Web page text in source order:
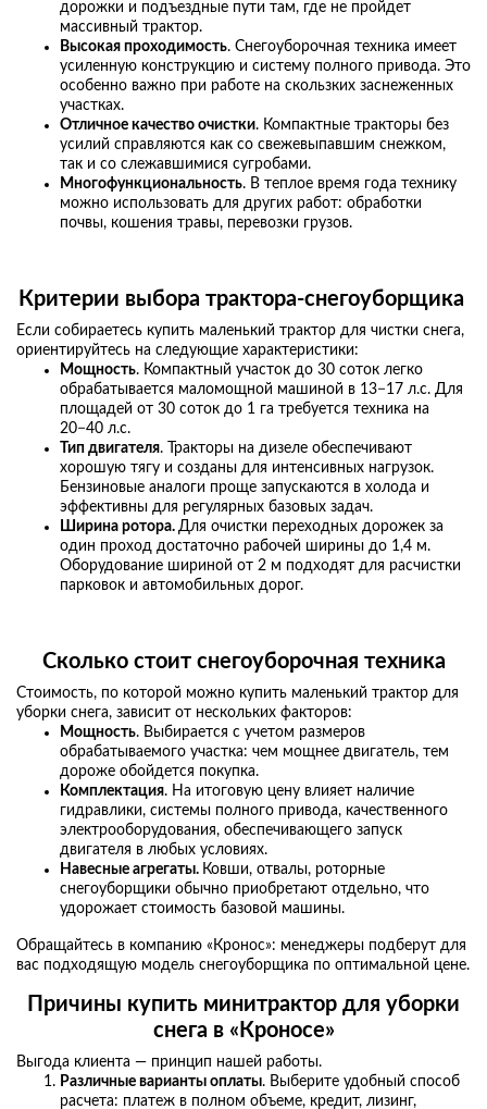
дорожки и подъездные пути там, где не пройдет
массивный трактор.
Высокая проходимость. Снегоуборочная техника имеет
усиленную конструкцию и систему полного привода. Это
особенно важно при работе на скользких заснеженных
участках.
Отличное качество очистки. Компактные тракторы без
усилий справляются как со свежевыпавшим снежком,
так и со слежавшимися сугробами.
Многофункциональность. В теплое время года технику
можно использовать для других работ: обработки
почвы, кошения травы, перевозки грузов.
Критерии выбора трактора-снегоуборщика
Если собираетесь купить маленький трактор для чистки снега,
ориентируйтесь на следующие характеристики:
Мощность. Компактный участок до 30 соток легко
обрабатывается маломощной машиной в 13−17 л.с. Для
площадей от 30 соток до 1 га требуется техника на
20−40 л.с.
Тип двигателя. Тракторы на дизеле обеспечивают
хорошую тягу и созданы для интенсивных нагрузок.
Бензиновые аналоги проще запускаются в холода и
эффективны для регулярных базовых задач.
Ширина ротора. Для очистки переходных дорожек за
один проход достаточно рабочей ширины до 1,4 м.
Оборудование шириной от 2 м подходят для расчистки
парковок и автомобильных дорог.
Сколько стоит снегоуборочная техника
Стоимость, по которой можно купить маленький трактор для
уборки снега, зависит от нескольких факторов:
Мощность. Выбирается с учетом размеров
обрабатываемого участка: чем мощнее двигатель, тем
дороже обойдется покупка.
Комплектация. На итоговую цену влияет наличие
гидравлики, системы полного привода, качественного
электрооборудования, обеспечивающего запуск
двигателя в любых условиях.
Навесные агрегаты. Ковши, отвалы, роторные
снегоуборщики обычно приобретают отдельно, что
удорожает стоимость базовой машины.
Обращайтесь в компанию «Кронос»: менеджеры подберут для
вас подходящую модель снегоуборщика по оптимальной цене.
Причины купить минитрактор для уборки
снега в «Кроносе»
Выгода клиента — принцип нашей работы.
Различные варианты оплаты. Выберите удобный способ
расчета: платеж в полном объеме, кредит, лизинг,